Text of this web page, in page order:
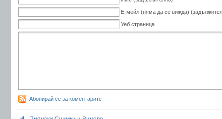
Е-мейл (няма да се вижда)
Уеб страница
Абонирай се за коментарите